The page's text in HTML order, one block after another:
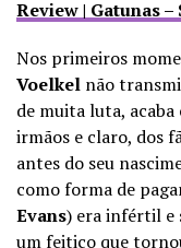
Review | Gatunas
Nos primeiros
Voelkel não
de muita luta,
irmãos e claro, dos
antes do seu
como forma de
Evans) era infértil e
um feitiço que